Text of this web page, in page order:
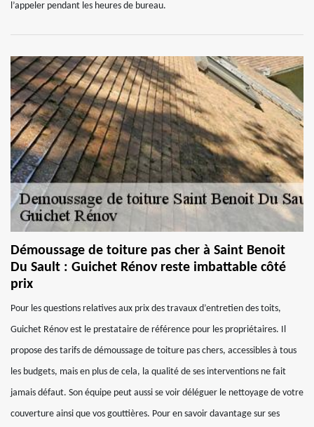
l’appeler pendant les heures de bureau.
Démoussage de toiture pas cher à Saint Benoit
Du Sault : Guichet Rénov reste imbattable côté
prix
Pour les questions relatives aux prix des travaux d’entretien des toits,
Guichet Rénov est le prestataire de référence pour les propriétaires. Il
propose des tarifs de démoussage de toiture pas chers, accessibles à tous
les budgets, mais en plus de cela, la qualité de ses interventions ne fait
jamais défaut. Son équipe peut aussi se voir déléguer le nettoyage de votre
couverture ainsi que vos gouttières. Pour en savoir davantage sur ses